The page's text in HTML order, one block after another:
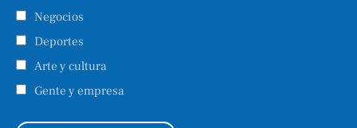
Negocios
Deportes
Arte y cultura
Gente y empresa